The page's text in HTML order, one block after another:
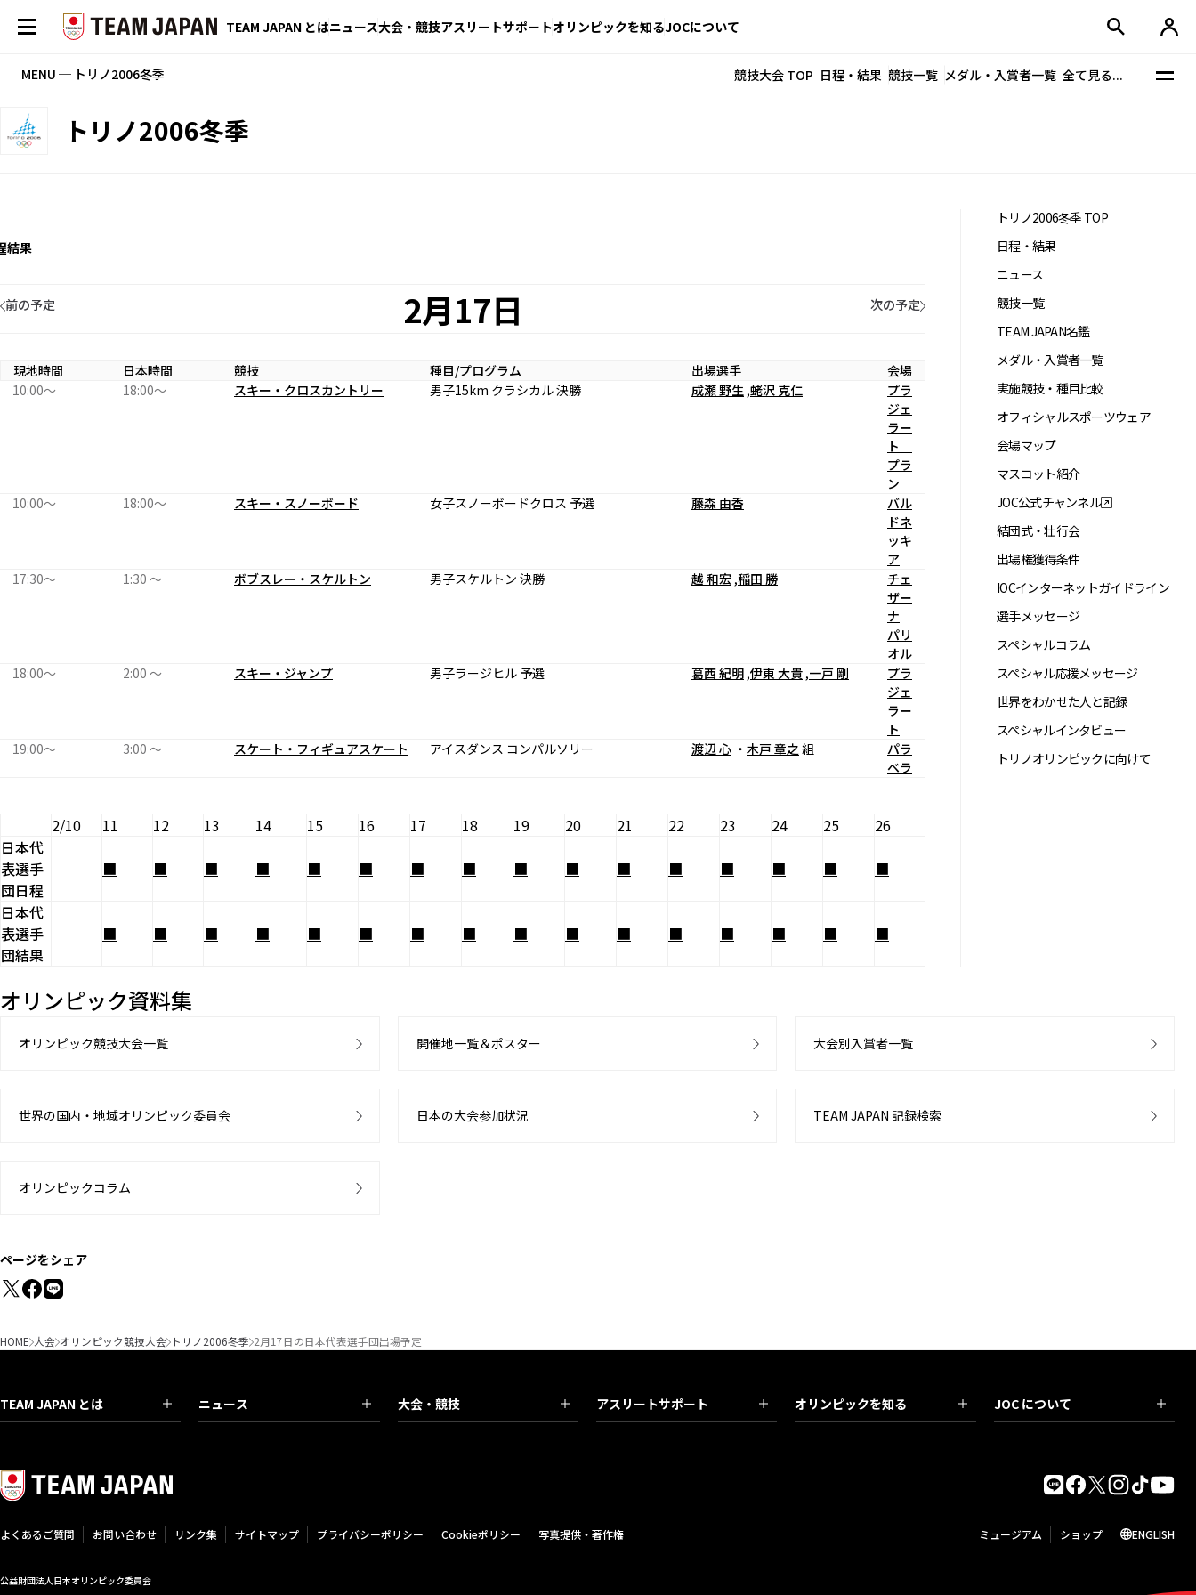
TEAM JAPAN とはニュース大会・競技アスリートサポートオリンピックを知るJOCについて
MENU ─ トリノ2006冬季 競技大会 TOP 日程・結果 競技一覧 メダル・入賞者一覧 全て見る...
トリノ2006冬季
結果
2月17日
前の予定 次の予定
現地時間 日本時間 競技 種目/プログラム 出場選手
会場
10:00〜
18:00〜 スキー・クロスカントリー 男子15km クラシカル 決勝 成瀬 野生 ,蛯沢 克仁
プラ
ジェ
ラー
ト
プラ
ン
10:00〜
18:00〜 スキー・スノーボード 女子スノーボードクロス 予選 藤森 由香
バル
ドネ
ッキ
ア
17:30〜
1:30 〜 ボブスレー・スケルトン 男子スケルトン 決勝 越 和宏 ,稲田 勝
チェ
ザー
ナ
パリ
オル
18:00〜
2:00 〜 スキー・ジャンプ 男子ラージヒル 予選 葛西 紀明 ,伊東 大貴 ,一戸 剛
プラ
ジェ
ラー
ト
19:00〜
3:00 〜 スケート・フィギュアスケート アイスダンス コンパルソリー 渡辺 心 ・ 木戸 章之 組
パラ
ベラ
2/10 11 12 13 14 15 16 17 18 19 20 21 22 23 24 25
26
日本代
表選手
団日程
■ ■ ■ ■ ■ ■ ■ ■ ■ ■ ■ ■ ■ ■ ■ ■
日本代
表選手
団結果
■ ■ ■ ■ ■ ■ ■ ■ ■ ■ ■ ■ ■ ■ ■ ■
トリノ2006冬季 TOP
日程・結果
ニュース
競技一覧
TEAM JAPAN名鑑
メダル・入賞者一覧
実施競技・種目比較
オフィシャルスポーツウェア
会場マップ
マスコット紹介
JOC公式チャンネル
結団式・壮行会
出場権獲得条件
IOCインターネットガイドライン
選手メッセージ
スペシャルコラム
スペシャル応援メッセージ
世界をわかせた人と記録
スペシャルインタビュー
トリノオリンピックに向けて
オリンピック資料集
オリンピック競技大会一覧 開催地一覧＆ポスター 大会別入賞者一覧
世界の国内・地域オリンピック委員会 日本の大会参加状況 TEAM JAPAN 記録検索
オリンピックコラム
ページをシェア
HOME 大会 オリンピック競技大会 トリノ2006冬季 2月17日の日本代表選手団出場予定
TEAM JAPAN とは ニュース 大会・競技 アスリートサポート オリンピックを知る JOC について
よくあるご質問 お問い合わせ リンク集 サイトマップ プライバシーポリシー Cookieポリシー 写真提供・著作権 ミュージアム ショップ ENGLISH
公益財団法人日本オリンピック委員会